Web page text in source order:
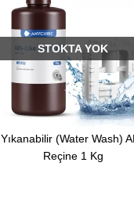
STOKTA YOK
(Water Wash)
Reçine 1 Kg